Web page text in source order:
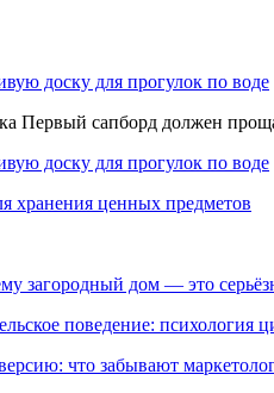
доску для прогулок по воде
Первый сапборд должен
доску для прогулок по воде
хранения ценных предметов
загородный дом — это
поведение: психология
что забывают